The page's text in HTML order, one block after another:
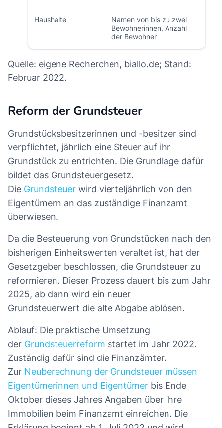
Haushalte
Namen von bis zu zwei
Bewohnerinnen, Anzahl
der Bewohner
Quelle: eigene Recherchen, biallo.de; Stand:
Februar 2022.
Reform der Grundsteuer
Grundstücksbesitzerinnen und -besitzer sind
verpflichtet, jährlich eine Steuer auf ihr
Grundstück zu entrichten. Die Grundlage dafür
bildet das Grundsteuergesetz.
Die Grundsteuer wird vierteljährlich von den
Eigentümern an das zuständige Finanzamt
überwiesen.
Da die Besteuerung von Grundstücken nach den
bisherigen Einheitswerten veraltet ist, hat der
Gesetzgeber beschlossen, die Grundsteuer zu
reformieren. Dieser Prozess dauert bis zum Jahr
2025, ab dann wird ein neuer
Grundsteuerwert die alte Abgabe ablösen.
Ablauf: Die praktische Umsetzung
der Grundsteuerreform startet im Jahr 2022.
Zuständig dafür sind die Finanzämter.
Zur Neuberechnung der Grundsteuer müssen
Eigentümerinnen und Eigentümer bis Ende
Oktober dieses Jahres Angaben über ihre
Immobilien beim Finanzamt einreichen. Die